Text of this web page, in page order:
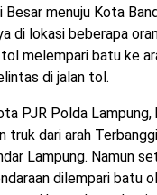
Besar menuju Kota
di lokasi beberapa
melempari batu ke
di jalan tol.
PJR Polda
truk dari arah
Lampung. Namun
dilempari batu